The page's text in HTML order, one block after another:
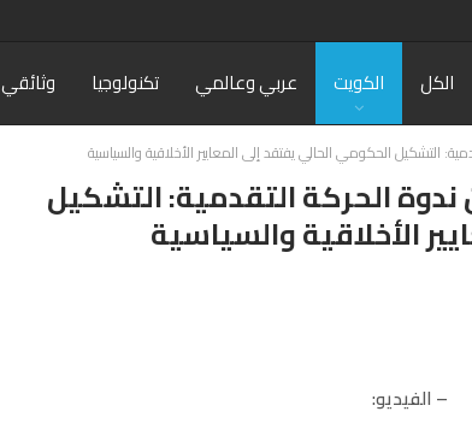
الكل الكويت عربي وعالمي تكنولوجيا وثائقي
التشكيل الحكومي الحالي يفتقد إلى المعايير الأخلاقية والسياسية
الحركة التقدمية: التشكيل
الأخلاقية والسياسية
– الفيديو: